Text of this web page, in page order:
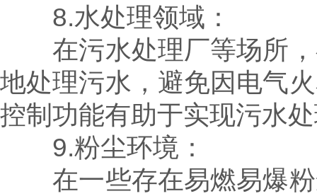
8.水处理领域：
在污水处理厂等场所，
地处理污水，避免因电气
控制功能有助于实现污水
9.粉尘环境：
在一些存在易燃易爆粉